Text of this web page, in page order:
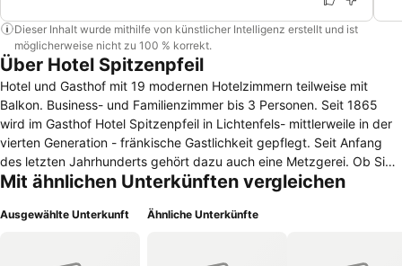
Dieser Inhalt wurde mithilfe von künstlicher Intelligenz erstellt und ist
möglicherweise nicht zu 100 % korrekt.
Über Hotel Spitzenpfeil
Hotel und Gasthof mit 19 modernen Hotelzimmern teilweise mit
Balkon. Business- und Familienzimmer bis 3 Personen. Seit 1865
wird im Gasthof Hotel Spitzenpfeil in Lichtenfels- mittlerweile in der
vierten Generation - fränkische Gastlichkeit gepflegt. Seit Anfang
des letzten Jahrhunderts gehört dazu auch eine Metzgerei. Ob Sie
Ihren Urlaub im herrlichen "Gottesgarten am Obermain" verbringen
suchen, eine Festlichkeit planen, eine Reisegruppe gut unterbringen
Mit ähnlichen Unterkünften vergleichen
Ausgewählte Unterkunft Ähnliche Unterkünfte